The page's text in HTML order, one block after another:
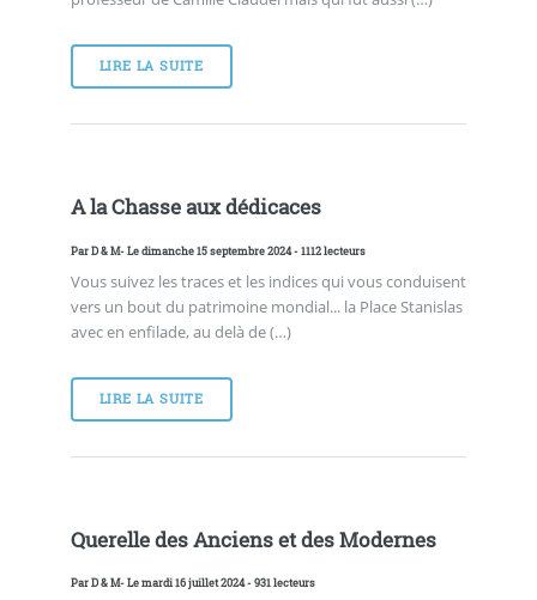
LIRE LA SUITE
A la Chasse aux dédicaces
ParD & M- Le dimanche 15 septembre 2024 - 1112 lecteurs
Vous suivez les traces et les indices qui vous conduisent
vers un bout du patrimoine mondial... la Place Stanislas
avec en enfilade, au delà de (…)
LIRE LA SUITE
Querelle des Anciens et des Modernes
ParD & M- Le mardi 16 juillet 2024 - 931 lecteurs